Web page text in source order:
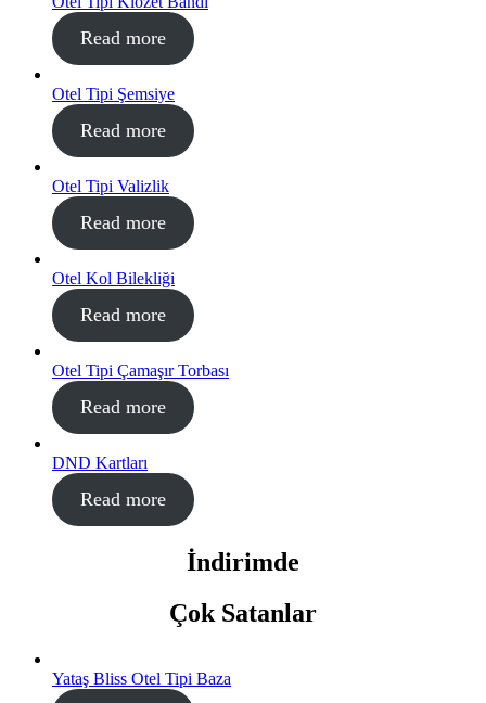
Read more
Otel Tipi Şemsiye
Read more
Otel Tipi Valizlik
Read more
Otel Kol Bilekliği
Read more
Otel Tipi Çamaşır Torbası
Read more
DND Kartları
Read more
İndirimde
Çok Satanlar
Yataş Bliss Otel Tipi Baza